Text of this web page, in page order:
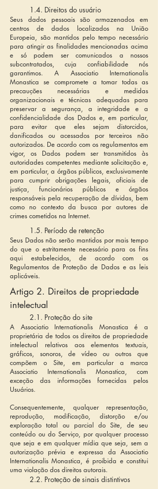
1.4. Direitos do usuário
Seus dados pessoais são armazenados em
centros de dados localizados na União
Europeia, são mantidos pelo tempo necessário
para atingir as finalidades mencionadas acima
e só podem ser comunicados a nossos
subcontratados, cuja confiabilidade nós
garantimos. A Associatio Internationalis
Monastica se compromete a tomar todas as
precauções necessárias e medidas
organizacionais e técnicas adequadas para
preservar a segurança, a integridade e a
confidencialidade dos Dados e, em particular,
para evitar que eles sejam distorcidos,
danificados ou acessados por terceiros não
autorizados. De acordo com os regulamentos em
vigor, os Dados podem ser transmitidos às
autoridades competentes mediante solicitação e,
em particular, a órgãos públicos, exclusivamente
para cumprir obrigações legais, oficiais de
justiça, funcionários públicos e órgãos
responsáveis pela recuperação de dívidas, bem
como no contexto da busca por autores de
crimes cometidos na Internet.
1.5. Período de retenção
Seus Dados não serão mantidos por mais tempo
do que o estritamente necessário para os fins
aqui estabelecidos, de acordo com os
Regulamentos de Proteção de Dados e as leis
aplicáveis.
Artigo 2. Direitos de propriedade
intelectual
2.1. Proteção do site
A Associatio Internationalis Monastica é a
proprietária de todos os direitos de propriedade
intelectual relativos aos elementos textuais,
gráficos, sonoros, de vídeo ou outros que
compõem o Site, em particular a marca
Associatio Internationalis Monastica, com
exceção das informações fornecidas pelos
Usuários.
Consequentemente, qualquer representação,
reprodução, modificação, distorção e/ou
exploração total ou parcial do Site, de seu
conteúdo ou do Serviço, por qualquer processo
que seja e em qualquer mídia que seja, sem a
autorização prévia e expressa da Associatio
Internationalis Monastica, é proibida e constitui
uma violação dos direitos autorais.
2.2. Proteção de sinais distintivos